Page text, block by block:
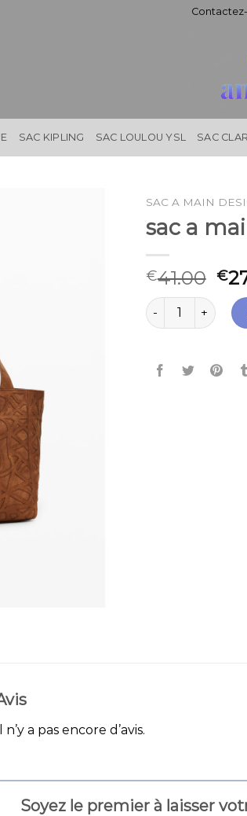
SAC KIPLING SAC LOULOU YSL SAC
SAC A MAIN
sac a
€41.00 €
quantité de sac a
n’y a pas encore d’avis.
Soyez le premier à laisser